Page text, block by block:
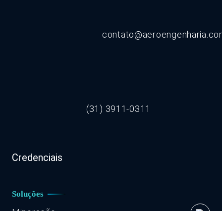
(31) 3911-0311
Credenciais
Soluções